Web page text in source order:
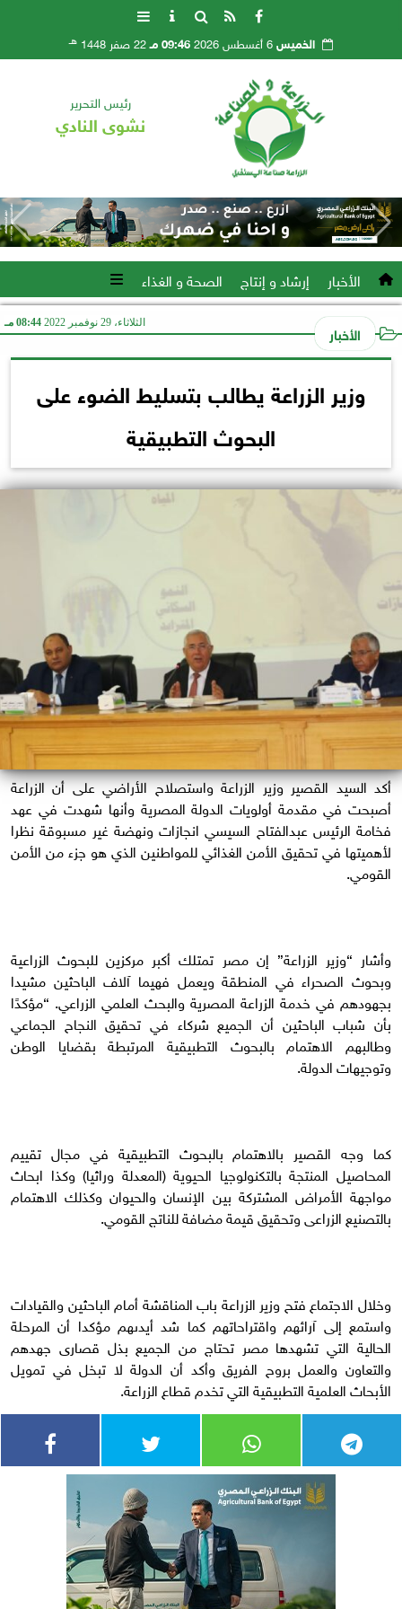
الخميس 09:46 مـ 22 صفر 1448 هـ
رئيس التحرير
نشوى النادي
الأخبار إرشاد و إنتاج الصحة و الغذاء
الأخبار الثلاثاء، 29 نوفمبر 2022 08:44 مـ
وزير الزراعة يطالب بتسليط الضوء على
البحوث التطبيقية
أكد السيد القصير وزير الزراعة واستصلاح الأراضي على أن الزراعة
أصبحت في مقدمة أولويات الدولة المصرية وأنها شهدت في عهد
فخامة الرئيس عبدالفتاح السيسي انجازات ونهضة غير مسبوقة نظرا
لأهميتها في تحقيق الأمن الغذائي للمواطنين الذي هو جزء من الأمن
القومي.
وأشار “وزير الزراعة” إن مصر تمتلك أكبر مركزين للبحوث الزراعية
وبحوث الصحراء في المنطقة ويعمل فهيما آلاف الباحثين مشيدا
بجهودهم في خدمة الزراعة المصرية والبحث العلمي الزراعي. “مؤكدًا
بأن شباب الباحثين أن الجميع شركاء في تحقيق النجاح الجماعي
وطالبهم الاهتمام بالبحوث التطبيقية المرتبطة بقضايا الوطن
وتوجيهات الدولة.
كما وجه القصير بالاهتمام بالبحوث التطبيقية في مجال تقييم
المحاصيل المنتجة بالتكنولوجيا الحيوية (المعدلة وراثيا) وكذا ابحاث
مواجهة الأمراض المشتركة بين الإنسان والحيوان وكذلك الاهتمام
بالتصنيع الزراعى وتحقيق قيمة مضافة للناتج القومي.
وخلال الاجتماع فتح وزير الزراعة باب المناقشة أمام الباحثين والقيادات
واستمع إلى آرائهم واقتراحاتهم كما شد أيدىهم مؤكدا أن المرحلة
الحالية التي تشهدها مصر تحتاج من الجميع بذل قصارى جهدهم
والتعاون والعمل بروح الفريق وأكد أن الدولة لا تبخل في تمويل
الأبحاث العلمية التطبيقية التي تخدم قطاع الزراعة.